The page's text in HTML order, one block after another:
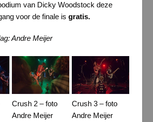
van Dicky Woodstock deze
voor de finale is gratis.
Andre Meijer
Crush 2 – foto
Andre Meijer
Crush 3 – foto
Andre Meijer